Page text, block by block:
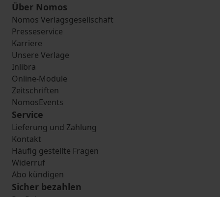
Über Nomos
Nomos Verlagsgesellschaft
Presseservice
Karriere
Unsere Verlage
Inlibra
Online-Module
Zeitschriften
NomosEvents
Service
Lieferung und Zahlung
Kontakt
Häufig gestellte Fragen
Widerruf
Abo kündigen
Sicher bezahlen